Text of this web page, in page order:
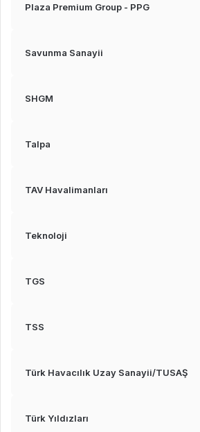
Plaza Premium Group - PPG
Savunma Sanayii
SHGM
Talpa
TAV Havalimanları
Teknoloji
TGS
TSS
Türk Havacılık Uzay Sanayii/TUSAŞ
Türk Yıldızları